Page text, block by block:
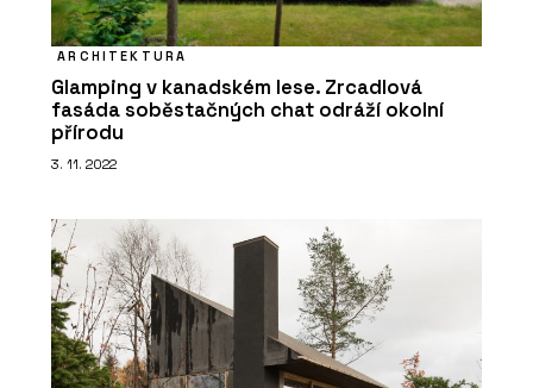
PRODUKTY
Modulární úložné systémy LINK -
ARCHITEKTURA
Glamping v kanadském lese. Zrcadlová
fasáda soběstačných chat odráží okolní
přírodu
3. 11. 2022